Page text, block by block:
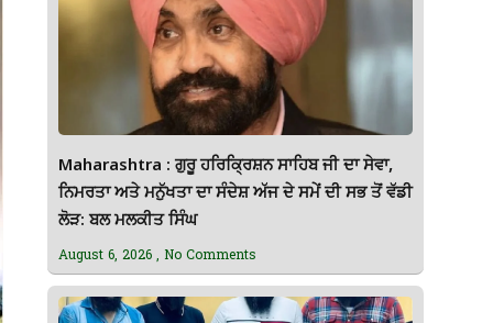
Maharashtra : ਗੁਰੂ ਹਰਿਕ੍ਰਿਸ਼ਨ ਸਾਹਿਬ ਜੀ ਦਾ ਸੇਵਾ,
ਨਿਮਰਤਾ ਅਤੇ ਮਨੁੱਖਤਾ ਦਾ ਸੰਦੇਸ਼ ਅੱਜ ਦੇ ਸਮੇਂ ਦੀ ਸਭ ਤੋਂ ਵੱਡੀ
ਲੋੜ: ਬਲ ਮਲਕੀਤ ਸਿੰਘ
August 6, 2026 No Comments